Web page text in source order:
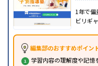
1年で偏
ビリギ
編集部のおすすめポイン
学習内容の理解度や記憶